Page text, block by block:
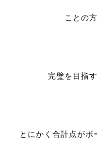
ことの
完璧を目指
とにかく合計点がボ